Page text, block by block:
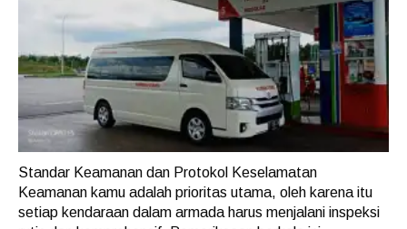
Standar Keamanan dan Protokol Keselamatan
Keamanan kamu adalah prioritas utama, oleh karena itu
setiap kendaraan dalam armada harus menjalani inspeksi